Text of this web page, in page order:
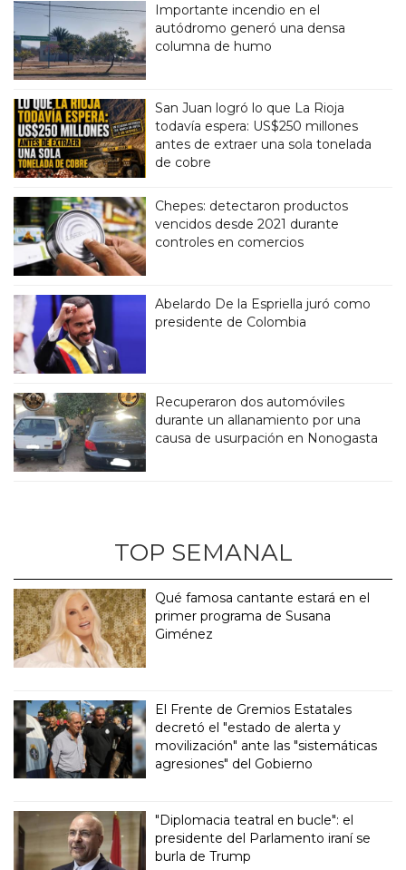
Importante incendio en el
autódromo generó una densa
columna de humo
San Juan logró lo que La Rioja
todavía espera: US$250 millones
antes de extraer una sola tonelada
de cobre
Chepes: detectaron productos
vencidos desde 2021 durante
controles en comercios
Abelardo De la Espriella juró como
presidente de Colombia
Recuperaron dos automóviles
durante un allanamiento por una
causa de usurpación en Nonogasta
TOP SEMANAL
Qué famosa cantante estará en el
primer programa de Susana
Giménez
El Frente de Gremios Estatales
decretó el "estado de alerta y
movilización" ante las "sistemáticas
agresiones" del Gobierno
"Diplomacia teatral en bucle": el
presidente del Parlamento iraní se
burla de Trump